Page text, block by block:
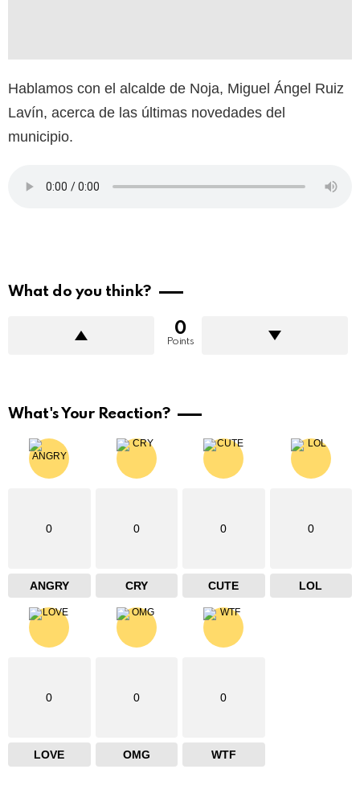
Hablamos con el alcalde de Noja, Miguel Ángel Ruiz
Lavín, acerca de las últimas novedades del
municipio.
What do you think?
0
Points
What's Your Reaction?
0
ANGRY
0
CRY
0
CUTE
0
LOL
0
LOVE
0
OMG
0
WTF